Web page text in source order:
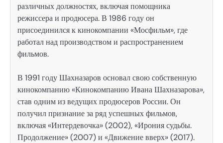
различных должностях, включая помощника
режиссера и продюсера. В 1986 году он
присоединился к кинокомпании «Мосфильм», где
работал над производством и распространением
фильмов.
В 1991 году Шахназаров основал свою собственную
кинокомпанию «Кинокомпанию Ивана Шахназарова»,
став одним из ведущих продюсеров России. Он
получил признание за ряд успешных фильмов,
включая «Интердевочка» (2002), «Ирония судьбы.
Продолжение» (2007) и «Движение вверх» (2017).